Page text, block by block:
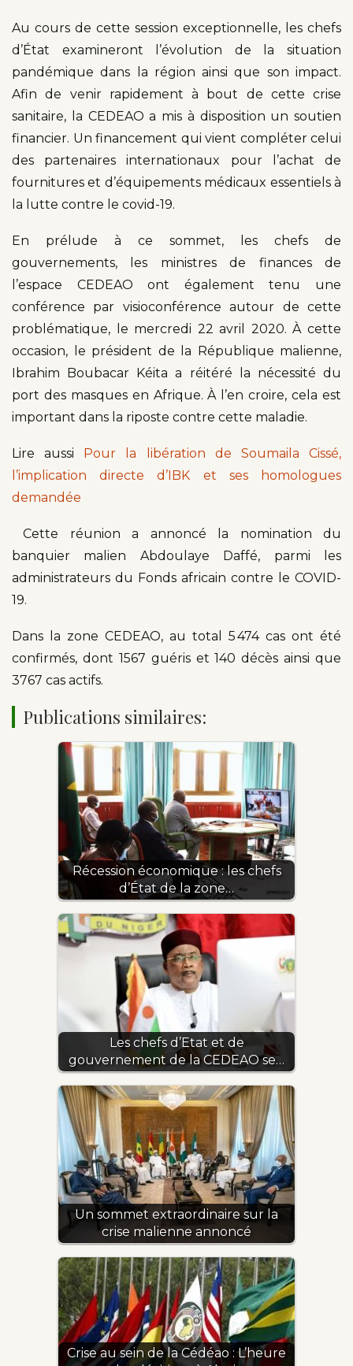
Au cours de cette session exceptionnelle, les chefs
d’État examineront l’évolution de la situation
pandémique dans la région ainsi que son impact.
Afin de venir rapidement à bout de cette crise
sanitaire, la CEDEAO a mis à disposition un soutien
financier. Un financement qui vient compléter celui
des partenaires internationaux pour l’achat de
fournitures et d’équipements médicaux essentiels à
la lutte contre le covid-19.
En prélude à ce sommet, les chefs de
gouvernements, les ministres de finances de
l’espace CEDEAO ont également tenu une
conférence par visioconférence autour de cette
problématique, le mercredi 22 avril 2020. À cette
occasion, le président de la République malienne,
Ibrahim Boubacar Kéita a réitéré la nécessité du
port des masques en Afrique. À l’en croire, cela est
important dans la riposte contre cette maladie.
Lire aussi
Pour la libération de Soumaila Cissé,
l’implication directe d’IBK et ses homologues
demandée
Cette réunion a annoncé la nomination du
banquier malien Abdoulaye Daffé, parmi les
administrateurs du Fonds africain contre le COVID-
19.
Dans la zone CEDEAO, au total 5 474 cas ont été
confirmés, dont 1567 guéris et 140 décès ainsi que
3767 cas actifs.
Publications similaires:
Récession économique : les chefs
d’État de la zone…
Les chefs d’Etat et de
gouvernement de la CEDEAO se…
Un sommet extraordinaire sur la
crise malienne annoncé
Crise au sein de la Cédéao : L’heure